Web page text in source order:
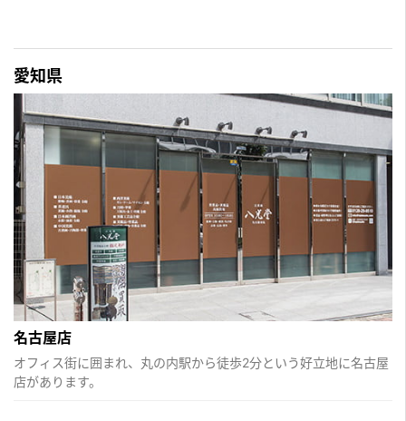
愛知県
名古屋店
オフィス街に囲まれ、丸の内駅から徒歩2分という好立地に名古屋
店があります。